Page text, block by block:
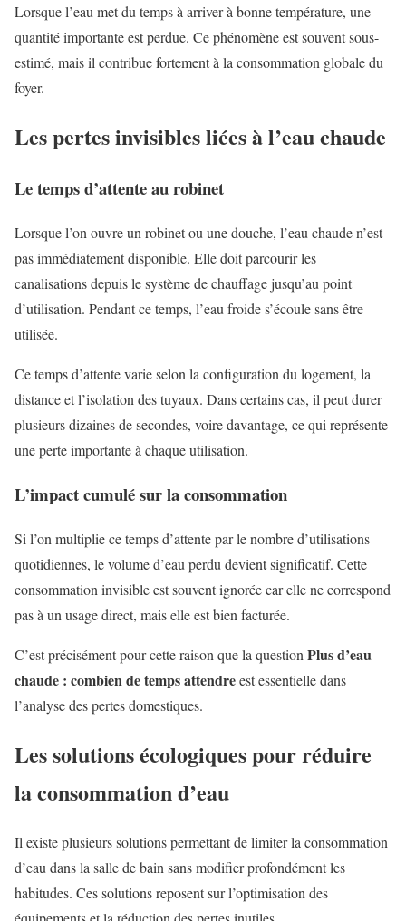
Lorsque l’eau met du temps à arriver à bonne température, une
quantité importante est perdue. Ce phénomène est souvent sous-
estimé, mais il contribue fortement à la consommation globale du
foyer.
Les pertes invisibles liées à l’eau chaude
Le temps d’attente au robinet
Lorsque l’on ouvre un robinet ou une douche, l’eau chaude n’est
pas immédiatement disponible. Elle doit parcourir les
canalisations depuis le système de chauffage jusqu’au point
d’utilisation. Pendant ce temps, l’eau froide s’écoule sans être
utilisée.
Ce temps d’attente varie selon la configuration du logement, la
distance et l’isolation des tuyaux. Dans certains cas, il peut durer
plusieurs dizaines de secondes, voire davantage, ce qui représente
une perte importante à chaque utilisation.
L’impact cumulé sur la consommation
Si l’on multiplie ce temps d’attente par le nombre d’utilisations
quotidiennes, le volume d’eau perdu devient significatif. Cette
consommation invisible est souvent ignorée car elle ne correspond
pas à un usage direct, mais elle est bien facturée.
C’est précisément pour cette raison que la question Plus d’eau
chaude : combien de temps attendreest essentielle dans
l’analyse des pertes domestiques.
Les solutions écologiques pour réduire
la consommation d’eau
Il existe plusieurs solutions permettant de limiter la consommation
d’eau dans la salle de bain sans modifier profondément les
habitudes. Ces solutions reposent sur l’optimisation des